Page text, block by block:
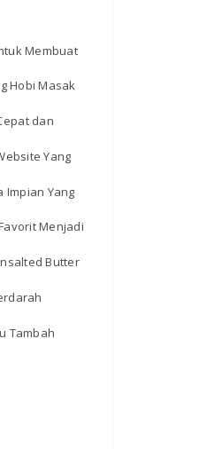
Membuat
Hobi Masak
dan
Yang
Impian Yang
Menjadi
Butter
Tambah